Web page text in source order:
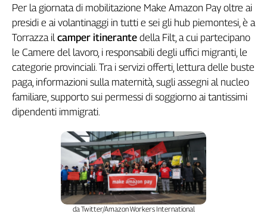
Per la giornata di mobilitazione Make Amazon Pay oltre ai
presidi e ai volantinaggi in tutti e sei gli hub piemontesi, è a
Torrazza ilcamper itinerante della Filt, a cui partecipano
le Camere del lavoro, i responsabili degli uffici migranti, le
categorie provinciali. Tra i servizi offerti, lettura delle buste
paga, informazioni sulla maternità, sugli assegni al nucleo
familiare, supporto sui permessi di soggiorno ai tantissimi
dipendenti immigrati.
da Twitter/Amazon Workers International